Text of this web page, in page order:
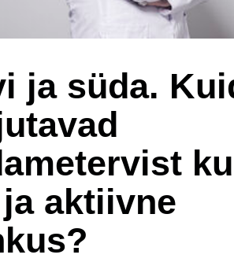
ja süda.
aktiivne